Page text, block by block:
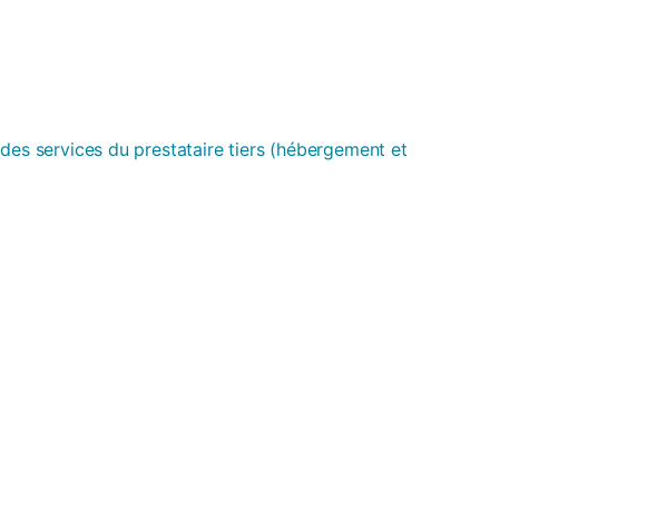
services du prestataire tiers (hébergement et